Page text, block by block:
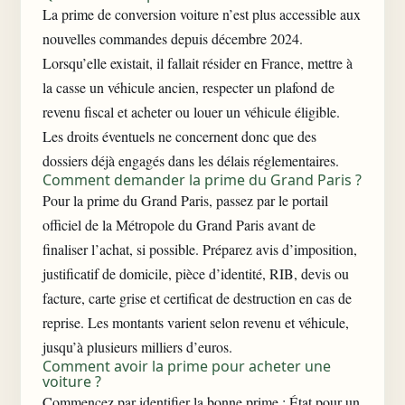
La prime de conversion voiture n’est plus accessible aux
nouvelles commandes depuis décembre 2024.
Lorsqu’elle existait, il fallait résider en France, mettre à
la casse un véhicule ancien, respecter un plafond de
revenu fiscal et acheter ou louer un véhicule éligible.
Les droits éventuels ne concernent donc que des
dossiers déjà engagés dans les délais réglementaires.
Comment demander la prime du Grand Paris ?
Pour la prime du Grand Paris, passez par le portail
officiel de la Métropole du Grand Paris avant de
finaliser l’achat, si possible. Préparez avis d’imposition,
justificatif de domicile, pièce d’identité, RIB, devis ou
facture, carte grise et certificat de destruction en cas de
reprise. Les montants varient selon revenu et véhicule,
jusqu’à plusieurs milliers d’euros.
Comment avoir la prime pour acheter une
voiture ?